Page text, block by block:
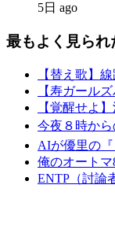
5日 ago
最もよく見られ
【替え歌】
【寿ガール
【覚醒せよ
今夜８時から
AIが優里の
俺のオート
ENTP（討論